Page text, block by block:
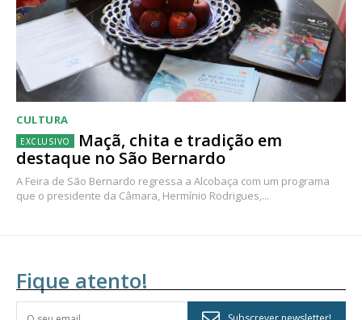
CULTURA
Maçã, chita e tradição em
destaque no São Bernardo
A Feira de São Bernardo regressa a Alcobaça com um programa
que o presidente da Câmara, Hermínio Rodrigues,...
Fique atento!